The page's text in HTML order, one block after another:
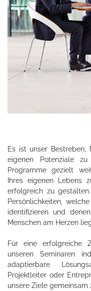
Es ist unser Bestreben,
eigenen Potenziale
Programme gezielt
Ihres eigenen Lebens
erfolgreich zu
Persönlichkeiten,
identifizieren und
Menschen am Herzen
Für eine erfolgreiche
unseren Seminaren
adaptierbare
Projektleiter oder
unsere Ziele gemeinsam